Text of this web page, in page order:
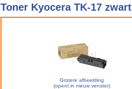
Toner Kyocera TK-17 zwart
Grotere afbeelding
(opent in nieuw venster)